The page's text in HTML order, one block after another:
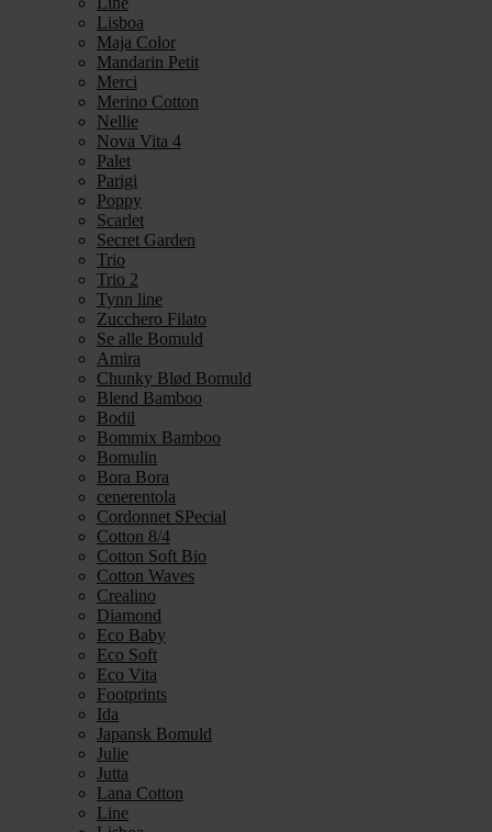
Lisboa
Maja Color
Mandarin Petit
Merci
Merino Cotton
Nellie
Nova Vita 4
Palet
Parigi
Poppy
Scarlet
Secret Garden
Trio
Trio 2
Tynn line
Zucchero Filato
Se alle Bomuld
Amira
Chunky Blød Bomuld
Blend Bamboo
Bodil
Bommix Bamboo
Bomulin
Bora Bora
cenerentola
Cordonnet SPecial
Cotton 8/4
Cotton Soft Bio
Cotton Waves
Crealino
Diamond
Eco Baby
Eco Soft
Eco Vita
Footprints
Ida
Japansk Bomuld
Julie
Jutta
Lana Cotton
Line